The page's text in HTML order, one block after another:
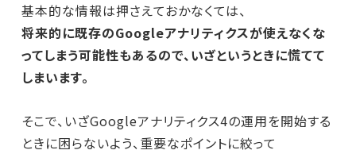
基本的な情報は押さえておかなくては、
将来的に既存のGoogleアナリティクスが使えなくな
ってしまう可能性もあるので、いざというときに慌てて
しまいます。
そこで、いざGoogleアナリティクス4の運用を開始する
ときに困らないよう、重要なポイントに絞って